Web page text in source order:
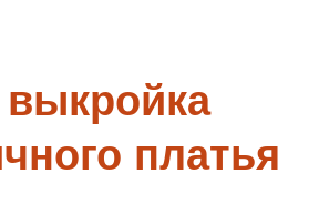
выкройка
платья